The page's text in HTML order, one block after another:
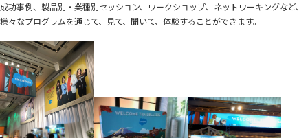
成功事例、製品別・業種別セッション、ワークショップ、ネットワーキングなど、
様々なプログラムを通じて、見て、聞いて、体験することができます。